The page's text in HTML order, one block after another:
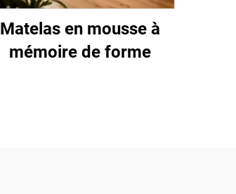
Matelas en mousse à
mémoire de forme